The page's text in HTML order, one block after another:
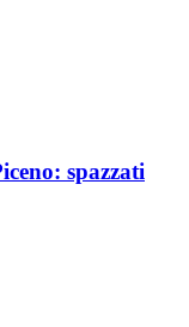
spazzati